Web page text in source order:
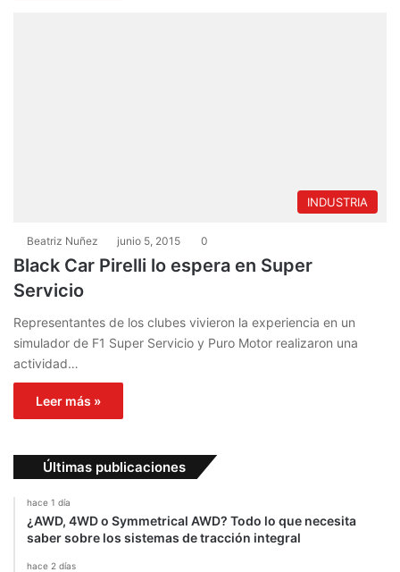
INDUSTRIA
Beatriz Nuñez junio 5, 2015 0
Black Car Pirelli lo espera en Super
Servicio
Representantes de los clubes vivieron la experiencia en un
simulador de F1 Super Servicio y Puro Motor realizaron una
actividad…
Leer más »
Últimas publicaciones
hace 1 día
¿AWD, 4WD o Symmetrical AWD? Todo lo que necesita
saber sobre los sistemas de tracción integral
hace 2 días